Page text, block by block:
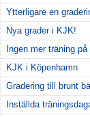
Ytterligare en
Nya grader i KJK!
Ingen mer träning
KJK i Köpenhamn
Gradering till brunt
Inställda